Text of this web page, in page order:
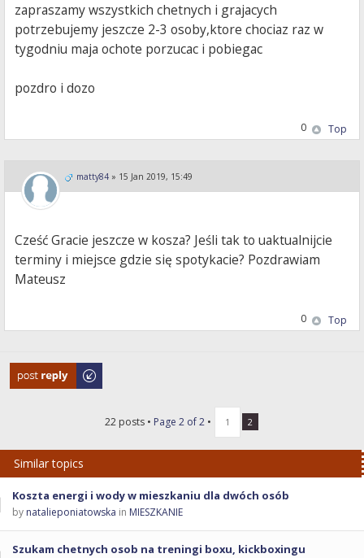
zapraszamy wszystkich chetnych i grajacych
potrzebujemy jeszcze 2-3 osoby,ktore chociaz raz w
tygodniu maja ochote porzucac i pobiegac
pozdro i dozo
Top
0
matty84 » 15 Jan 2019, 15:49
Cześć Gracie jeszcze w kosza? Jeśli tak to uaktualnijcie
terminy i miejsce gdzie się spotykacie? Pozdrawiam
Mateusz
Top
0
Post a reply
22 posts • Page 2 of2 • 1 2
Similar topics
Koszta energi i wody w mieszkaniu dla dwóch osób
by natalieponiatowska in MIESZKANIE
Szukam chetnych osob na treningi boxu, kickboxingu